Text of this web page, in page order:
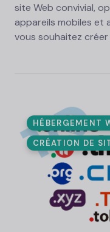
site Web convivial,
appareils mobiles et
vous souhaitez
HÉBERGEMENT
CRÉATION DE